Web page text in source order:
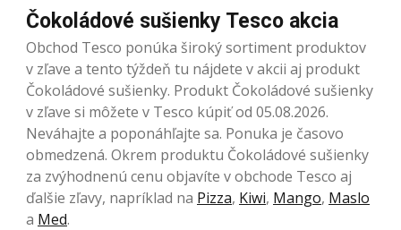
Čokoládové sušienky Tesco akcia
Obchod Tesco ponúka široký sortiment produktov
v zľave a tento týždeň tu nájdete v akcii aj produkt
Čokoládové sušienky. Produkt Čokoládové sušienky
v zľave si môžete v Tesco kúpiť od 05.08.2026.
Neváhajte a poponáhľajte sa. Ponuka je časovo
obmedzená. Okrem produktu Čokoládové sušienky
za zvýhodnenú cenu objavíte v obchode Tesco aj
ďalšie zľavy, napríklad na Pizza, Kiwi, Mango, Maslo
a Med.